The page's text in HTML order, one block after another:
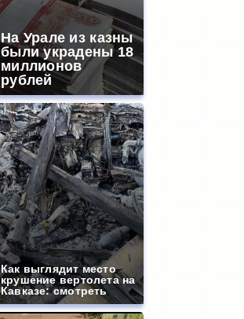
На Урале из казны
были украдены 18
миллионов
рублей
Как выглядит место
крушение вертолета на
Кавказе: смотреть